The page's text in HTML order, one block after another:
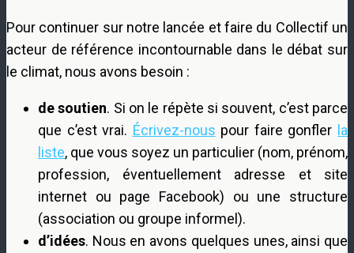
Pour continuer sur notre lancée et faire du Collectif un
acteur de référence incontournable dans le débat sur
le climat, nous avons besoin :
de soutien. Si on le répète si souvent, c’est parce
que c’est vrai. Écrivez-nous pour faire gonfler la
liste, que vous soyez un particulier (nom, prénom,
profession, éventuellement adresse et site
internet ou page Facebook) ou une structure
(association ou groupe informel).
d’idées. Nous en avons quelques unes, ainsi que